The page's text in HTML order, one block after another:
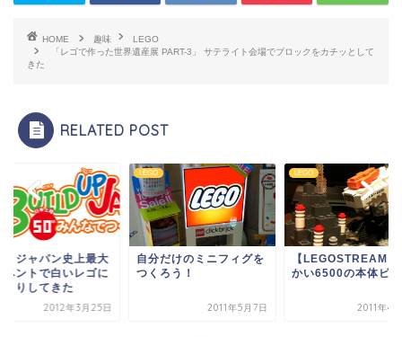
HOME 趣味
LEGO
「レゴで作った世界遺産展 PART-3」 サテライト会場でブロックをカチッとして
きた
RELATED POST
・ジャパン史上最大
ベントで白いレゴに
とりしてきた
2012年3月25日
LEGO
自分だけのミニフィグを
つくろう！
2011年5月7日
LEGO
【LEGOSTREAM】
かい6500の本体ビ
2011年4